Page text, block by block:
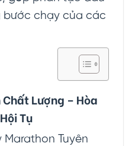
chạy của các
Lượng – Hòa
Tụ
Tuyên